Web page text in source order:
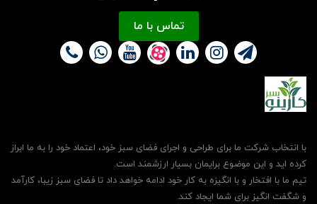
تماس با ما
با انتخاب شرکت ما برای طراحی و اجرای فضای سبز خود، اعتماد خود را به ما ابراز
کرده اید و این موضوع برایمان بسیار ارزشمند است.
تیم ما با افتخار و با انگیزه به کار خود ادامه خواهد داد تا فضای سبز زیبا، کارآمد
و شگفت انگیز برای شما ایجاد کند.